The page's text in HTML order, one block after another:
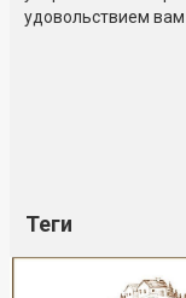
удовольствием
Теги